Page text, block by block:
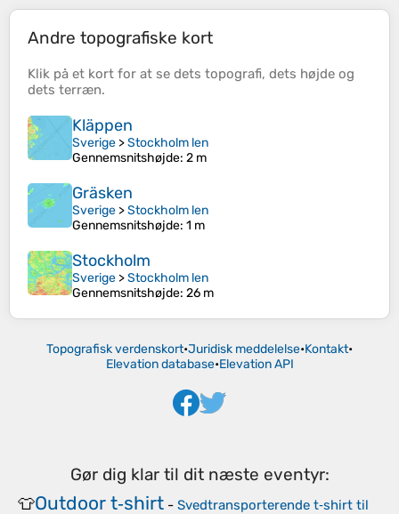
Andre topografiske kort
Klik på et kort for at se dets topografi, dets højde og
dets terræn.
Kläppen
Sverige >Stockholm len
Gennemsnitshøjde: 2 m
Gräsken
Sverige >Stockholm len
Gennemsnitshøjde: 1 m
Stockholm
Sverige >Stockholm len
Gennemsnitshøjde: 26 m
Topografisk verdenskort•Juridisk meddelelse•Kontakt•
Elevation database•Elevation API
Gør dig klar til dit næste eventyr:
👕Outdoor t‑shirt - Svedtransporterende t‑shirt til